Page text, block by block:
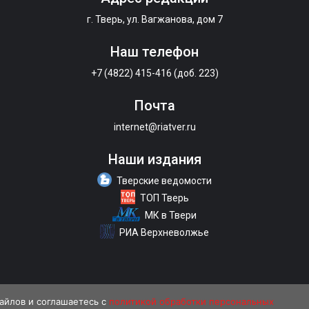
г. Тверь, ул. Вагжанова, дом 7
Наш телефон
+7 (4822) 415-416 (доб. 223)
Почта
internet@riatver.ru
Наши издания
Тверские ведомости
ТОП Тверь
МК в Твери
РИА Верхневолжье
и соглашаетесь с политикой обработки персональных